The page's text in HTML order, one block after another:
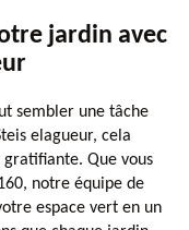
jardin avec
sembler une tâche
elagueur, cela
Que vous
notre équipe de
espace vert en un